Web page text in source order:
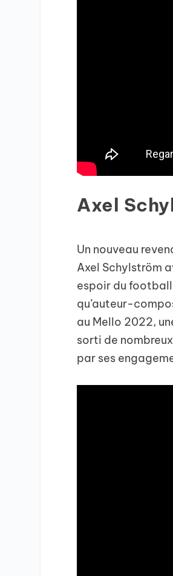
Axel
Un nouveau
Axel Schylström
espoir du
qu’auteur-
au Mello 2022,
sorti de
par ses